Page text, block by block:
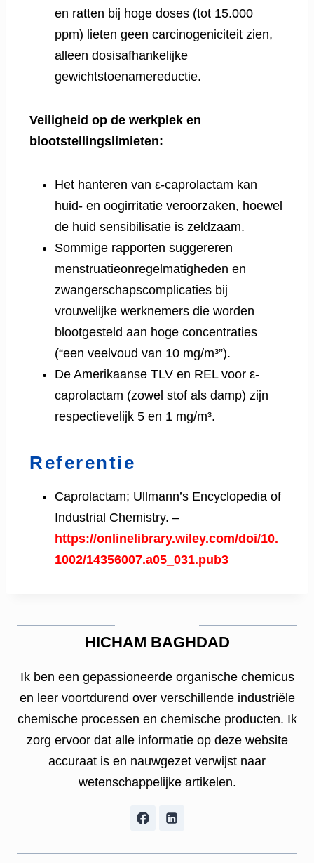
en ratten bij hoge doses (tot 15.000
ppm) lieten geen carcinogeniciteit zien,
alleen dosisafhankelijke
gewichtstoenamereductie.
Veiligheid op de werkplek en
blootstellingslimieten:
Het hanteren van ε-caprolactam kan
huid- en oogirritatie veroorzaken, hoewel
de huid sensibilisatie is zeldzaam.
Sommige rapporten suggereren
menstruatieonregelmatigheden en
zwangerschapscomplicaties bij
vrouwelijke werknemers die worden
blootgesteld aan hoge concentraties
(“een veelvoud van 10 mg/m³”).
De Amerikaanse TLV en REL voor ε-
caprolactam (zowel stof als damp) zijn
respectievelijk 5 en 1 mg/m³.
Referentie
Caprolactam; Ullmann’s Encyclopedia of
Industrial Chemistry. –
https://onlinelibrary.wiley.com/doi/10.
1002/14356007.a05_031.pub3
HICHAM BAGHDAD
Ik ben een gepassioneerde organische chemicus
en leer voortdurend over verschillende industriële
chemische processen en chemische producten. Ik
zorg ervoor dat alle informatie op deze website
accuraat is en nauwgezet verwijst naar
wetenschappelijke artikelen.